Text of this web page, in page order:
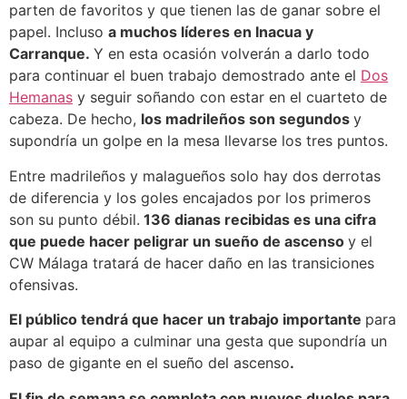
parten de favoritos y que tienen las de ganar sobre el
papel. Incluso a muchos líderes en Inacua y
Carranque. Y en esta ocasión volverán a darlo todo
para continuar el buen trabajo demostrado ante el Dos
Hemanas y seguir soñando con estar en el cuarteto de
cabeza. De hecho, los madrileños son segundos y
supondría un golpe en la mesa llevarse los tres puntos.
Entre madrileños y malagueños solo hay dos derrotas
de diferencia y los goles encajados por los primeros
son su punto débil. 136 dianas recibidas es una cifra
que puede hacer peligrar un sueño de ascenso y el
CW Málaga tratará de hacer daño en las transiciones
ofensivas.
El público tendrá que hacer un trabajo importante para
aupar al equipo a culminar una gesta que supondría un
paso de gigante en el sueño del ascenso.